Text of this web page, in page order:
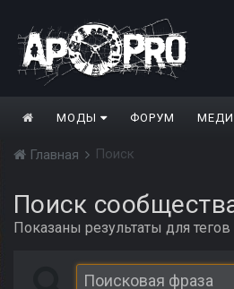
МОДЫ ФОРУМ
Главная Поиск
Поиск
Показаны результаты для тегов